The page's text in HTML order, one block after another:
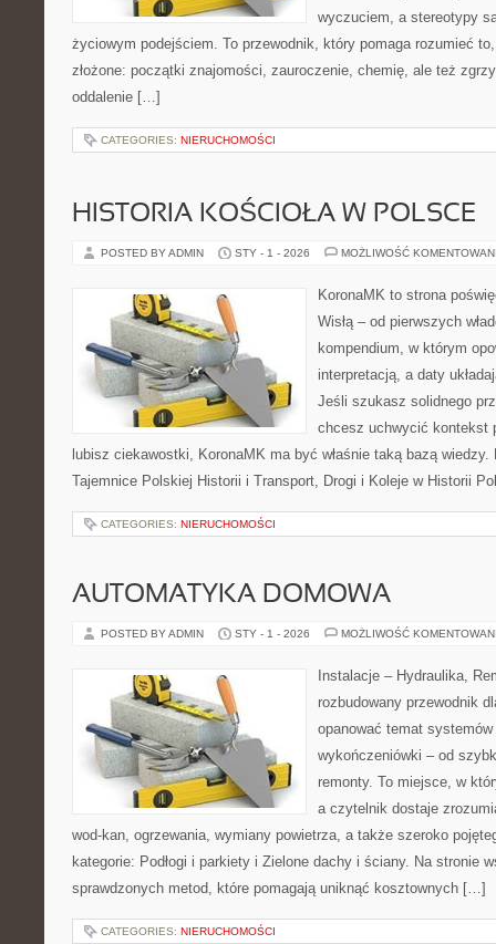
wyczuciem, a stereotypy
życiowym podejściem. To przewodnik, który pomaga rozumieć
złożone: początki znajomości, zauroczenie, chemię, ale też
oddalenie […]
CATEGORIES: NIERUCHOMOŚCI
HISTORIA KOŚCIOŁA W POLSCE
POSTED BY ADMIN STY - 1 - 2026 MOŻLIWOŚĆ
KoronaMK to strona
Wisłą – od pierwszych
kompendium, w którym
interpretacją, a daty
Jeśli szukasz solidnego
chcesz uchwycić kontekst
lubisz ciekawostki, KoronaMK ma być właśnie taką bazą wiedzy.
Tajemnice Polskiej Historii i Transport, Drogi i Koleje w Historii
CATEGORIES: NIERUCHOMOŚCI
AUTOMATYKA DOMOWA
POSTED BY ADMIN STY - 1 - 2026 MOŻLIWOŚĆ
Instalacje – Hydraulika,
rozbudowany przewodnik
opanować temat
wykończeniówki – od
remonty. To miejsce, w
a czytelnik dostaje
wod-kan, ogrzewania, wymiany powietrza, a także szeroko
kategorie: Podłogi i parkiety i Zielone dachy i ściany. Na stronie
sprawdzonych metod, które pomagają uniknąć kosztownych […]
CATEGORIES: NIERUCHOMOŚCI